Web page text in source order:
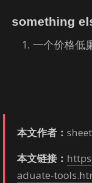
something
一个价格低
本文作者：
本文链接：
aduate-